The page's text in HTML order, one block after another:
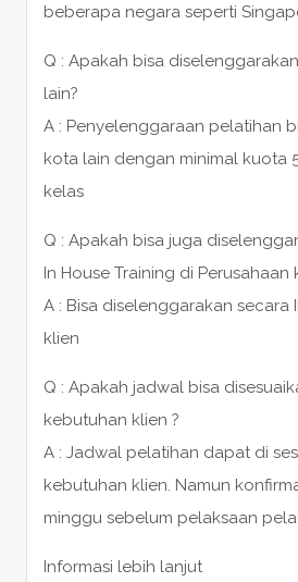
beberapa negara seperti
Q : Apakah bisa
lain?
A : Penyelenggaraan pelatihan
kota lain dengan minimal kuota
kelas
Q : Apakah bisa juga
In House Training di Perusahaan
A : Bisa diselenggarakan secara
klien
Q : Apakah jadwal bisa
kebutuhan klien ?
A : Jadwal pelatihan dapat di
kebutuhan klien. Namun
minggu sebelum pelaksaan
Informasi lebih lanjut